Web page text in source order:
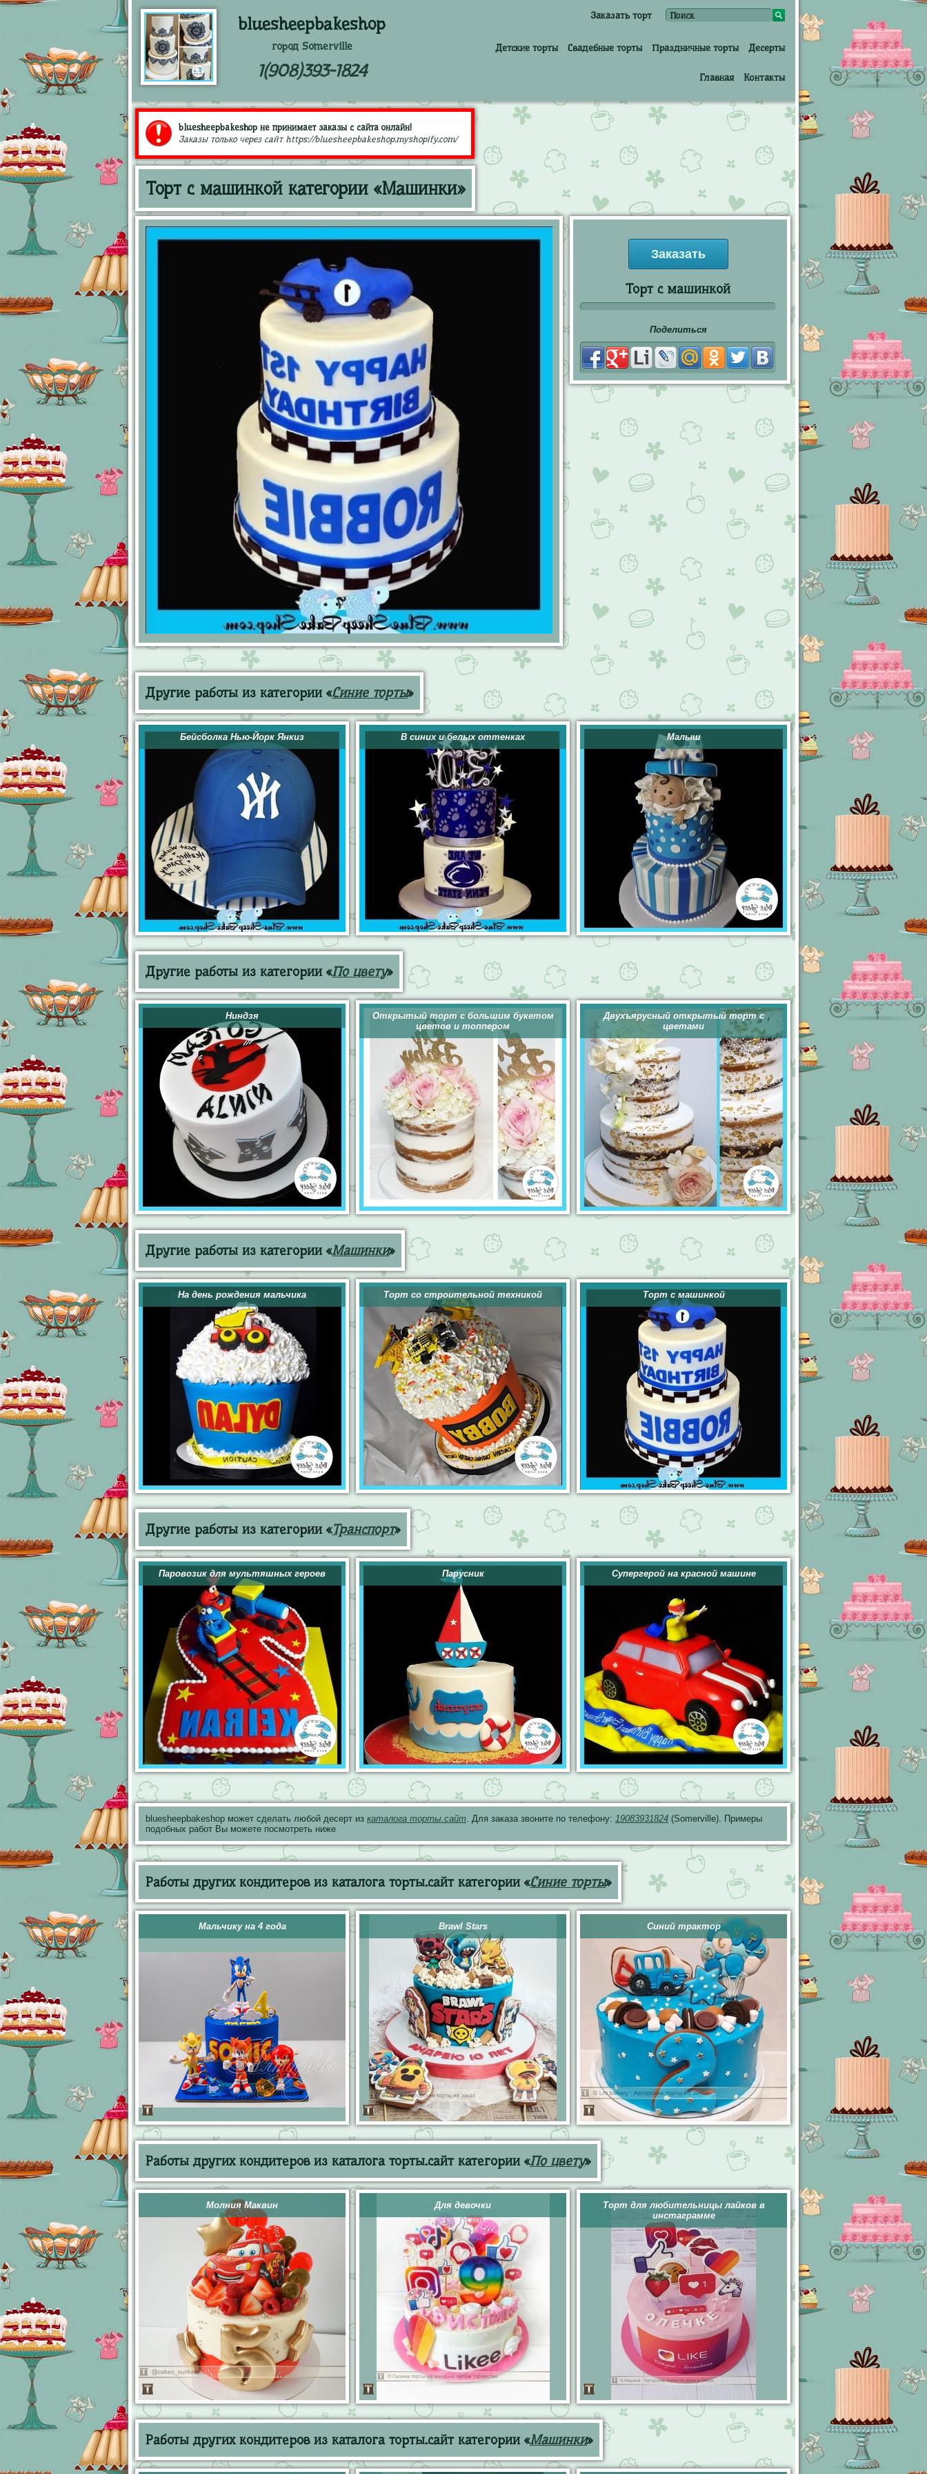
bluesheepbakeshop
город Somerville
1(908)393-1824
Заказать торт
Детские торты Свадебные торты Праздничные торты Десерты
Главная Контакты
bluesheepbakeshop не принимает заказы с сайта онлайн!
Заказы только через сайт https://bluesheepbakeshop.myshopify.com/
Торт с машинкой категории «Машинки»
Заказать
Торт с машинкой
Поделиться
Другие работы из категории «Синие торты»
Бейсболка Нью-Йорк Янкиз В синих и белых оттенках Малыш
Другие работы из категории «По цвету»
Ниндзя
Открытый торт с большим букетом
цветов и топпером
Двухъярусный открытый торт с
цветами
Другие работы из категории «Машинки»
На день рождения мальчика Торт со строительной техникой Торт с машинкой
Другие работы из категории «Транспорт»
Паровозик для мультяшных героев Парусник Супергерой на красной машине
bluesheepbakeshop может сделать любой десерт из каталога торты.сайт. Для заказа звоните по телефону: 19083931824 (Somerville). Примеры
подобных работ Вы можете посмотреть ниже
Работы других кондитеров из каталога торты.сайт категории «Синие торты»
Мальчику на 4 года Brawl Stars Синий трактор
Работы других кондитеров из каталога торты.сайт категории «По цвету»
Молния Маквин Для девочки
Торт для любительницы лайков в
инстаграмме
Работы других кондитеров из каталога торты.сайт категории «Машинки»